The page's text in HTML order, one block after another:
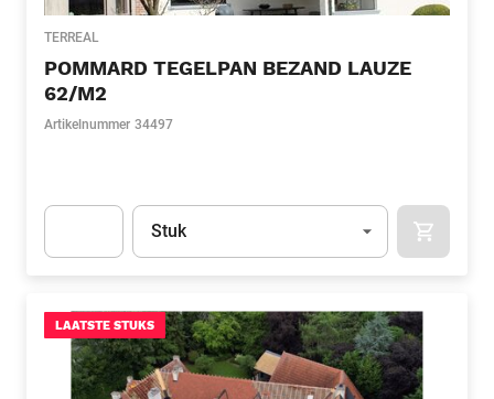
TERREAL
POMMARD TEGELPAN BEZAND LAUZE
62/M2
Artikelnummer 34497
Eenheid
Stuk
LAATSTE STUKS